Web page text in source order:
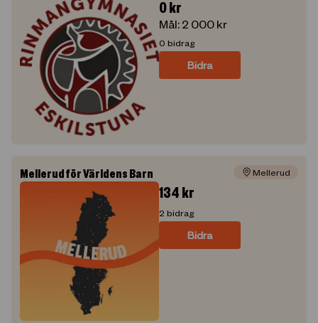
Eskilstuna
0kr
Mål: 2 000 kr
0 bidrag
Bidra
Mellerud för Världens Barn Mellerud
134kr
2 bidrag
Bidra